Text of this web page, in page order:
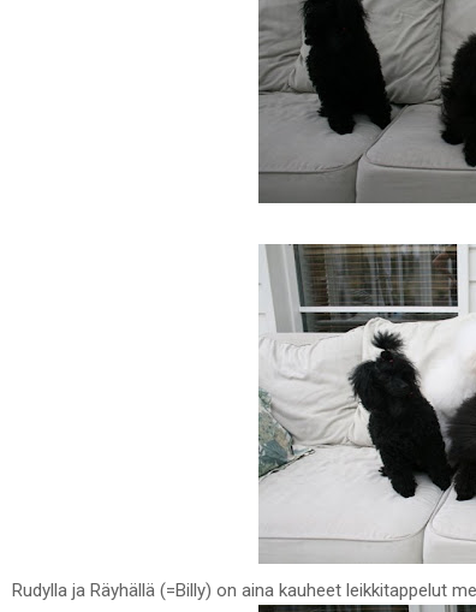
Rudylla ja Räyhällä (=Billy) on aina kauheet leikkitappelut